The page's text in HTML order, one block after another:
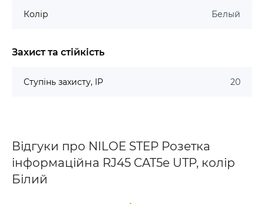
Колір Белый
Захист та стійкість
Ступінь захисту, IP 20
Відгуки про NILOE STEP Розетка
інформаційна RJ45 CAT5e UTP, колір
Білий